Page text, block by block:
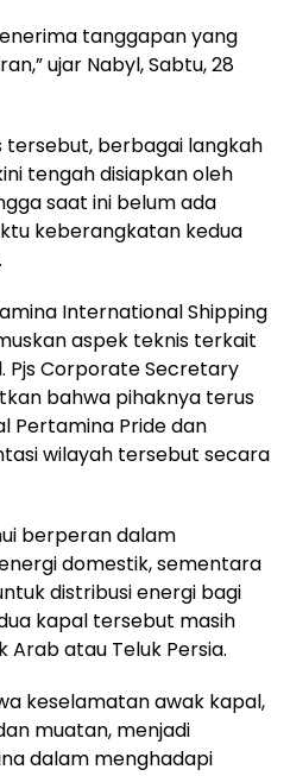
tanggapan yang
ujar Nabyl, Sabtu, 28
tersebut, berbagai langkah
tengah disiapkan oleh
saat ini belum ada
keberangkatan kedua
International Shipping
aspek teknis terkait
Pjs Corporate Secretary
bahwa pihaknya terus
Pertamina Pride dan
wilayah tersebut secara
berperan dalam
domestik, sementara
distribusi energi bagi
kapal tersebut masih
Arab atau Teluk Persia.
keselamatan awak kapal,
muatan, menjadi
dalam menghadapi